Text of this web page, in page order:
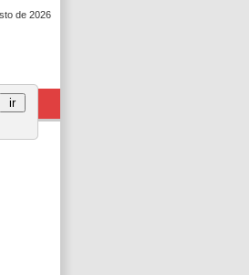
de 2026
ir